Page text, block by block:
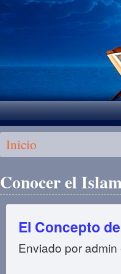
Se encuentra usted aquí
Inicio
Conocer el
El Concepto
Enviado poradmin